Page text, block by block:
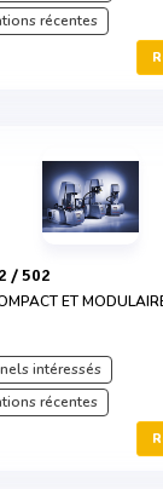
récentes
/ 502
ET
intéressés
récentes